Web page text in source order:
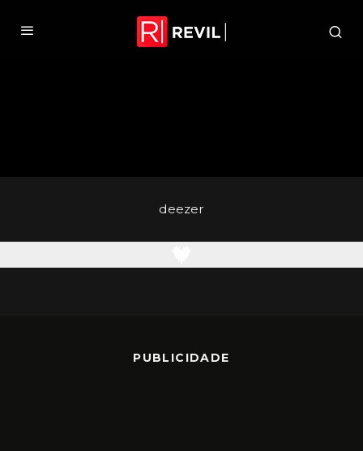
deezer
PUBLICIDADE